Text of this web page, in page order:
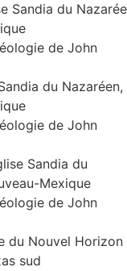
Sandia du
de John
du Nazaréen,
de John
Sandia du
Mexique
de John
du Nouvel Horizon
sud